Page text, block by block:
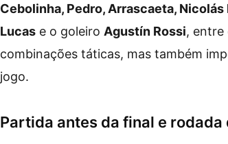
Cebolinha, Pedro, Arrascaeta,
Lucas e o goleiro Agustín Rossi, entre
combinações táticas, mas também
jogo.
Partida antes da final e rodada